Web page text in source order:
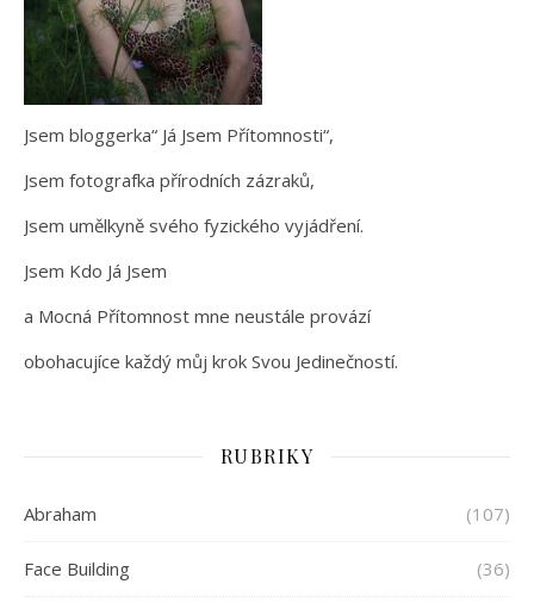
Jsem bloggerka“ Já Jsem Přítomnosti“,
Jsem fotografka přírodních zázraků,
Jsem umělkyně svého fyzického vyjádření.
Jsem Kdo Já Jsem
a Mocná Přítomnost mne neustále provází
obohacujíce každý můj krok Svou Jedinečností.
RUBRIKY
Abraham (107)
Face Building (36)